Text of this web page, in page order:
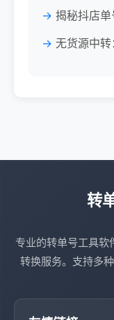
揭秘抖店单
无货源中
转
专业的转单号工具软
转换服务。支持多